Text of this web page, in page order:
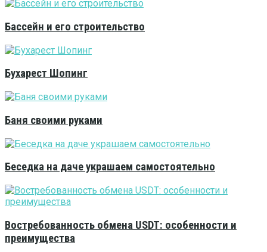
Бассейн и его строительство
Бухарест Шопинг
Баня своими руками
Беседка на даче украшаем самостоятельно
Востребованность обмена USDT: особенности и
преимущества